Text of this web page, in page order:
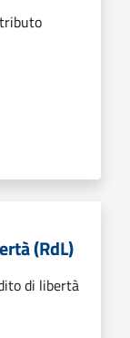
(RdL)
di libertà